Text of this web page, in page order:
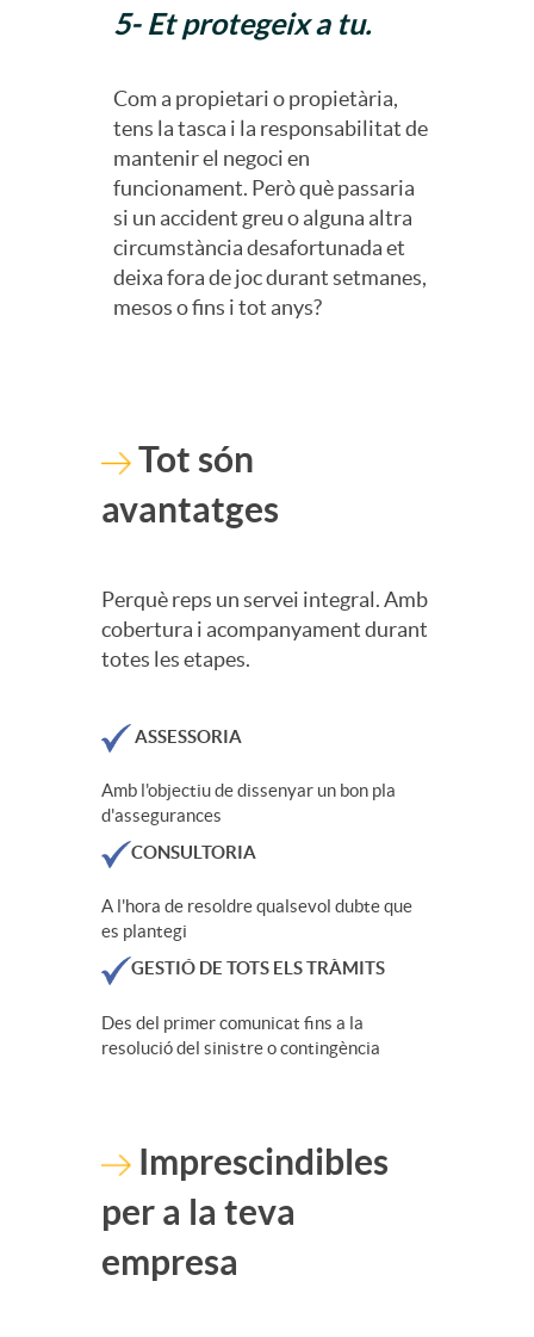
a
5- Et protegeix a tu.
Com a propietari o propietària,
tens la tasca i la responsabilitat de
mantenir el negoci en
funcionament. Però què passaria
si un accident greu o alguna altra
circumstància desafortunada et
deixa fora de joc durant setmanes,
mesos o fins i tot anys?
Tot són
avantatges
Perquè reps un servei integral. Amb
cobertura i acompanyament durant
totes les etapes.
ASSESSORIA
Amb l'objectiu de dissenyar un bon pla
d'assegurances
CONSULTORIA
A l'hora de resoldre qualsevol dubte que
es plantegi
GESTIÓ DE TOTS ELS TRÀMITS
Des del primer comunicat fins a la
resolució del sinistre o contingència
Imprescindibles
per a la teva
empresa